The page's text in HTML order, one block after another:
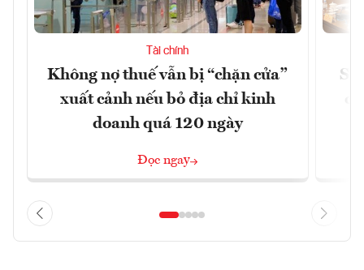
Tài chính
Không nợ thuế vẫn bị “chặn cửa”
xuất cảnh nếu bỏ địa chỉ kinh
doanh quá 120 ngày
Đọc ngay